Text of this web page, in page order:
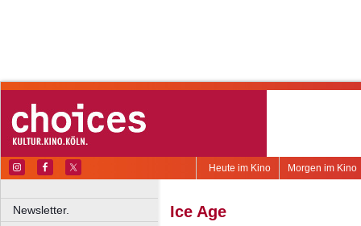
Morgen im Kino
Heute im Kino
Newsletter.
Ice Age